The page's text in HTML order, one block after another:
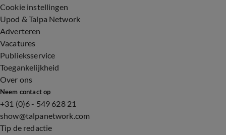
Cookie instellingen
Upod & Talpa Network
Adverteren
Vacatures
Publieksservice
Toegankelijkheid
Over ons
Neem contact op
+31 (0)6 - 549 628 21
show@talpanetwork.com
Tip de redactie